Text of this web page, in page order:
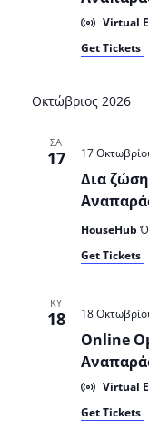
Virtual
Get Tickets
Οκτώβριος 2026
ΣΑ
17
Δια
17
HouseHub
Get Tickets
ΚΥ
18
Online
18
Virtual
Get Tickets